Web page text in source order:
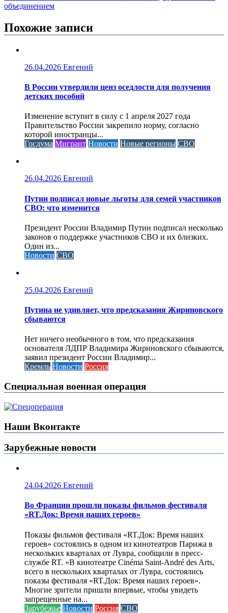
объединением
Похожие записи
26.04.2026 Евгений
В России утвердили ценз оседлости для получения
детских пособий
Изменение вступит в силу с 1 апреля 2027 года
Правительство России закрепило норму, согласно
которой иностранцы...
Госдума Мигрант Новости Новые регионы СВО
26.04.2026 Евгений
Путин подписал новые льготы для семей участников
СВО: что изменится
Президент России Владимир Путин подписал несколько
законов о поддержке участников СВО и их близких.
Один из...
Новости СВО
25.04.2026 Евгений
Путина не удивляет, что предсказания Жириновского
сбываются
Нет ничего необычного в том, что предсказания
основателя ЛДПР Владимира Жириновского сбываются,
заявил президент России Владимир...
Кремль Новости Россия
Специальная военная операция
Наши Вконтакте
Зарубежные новости
24.04.2026 Евгений
Во Франции прошли показы фильмов фестиваля
«RT.Док: Время наших героев»
Показы фильмов фестиваля «RT.Док: Время наших
героев» состоялись в одном из кинотеатров Парижа в
нескольких кварталах от Лувра, сообщили в пресс-
службе RT. «В кинотеатре Cinéma Saint-André des Arts,
всего в нескольких кварталах от Лувра, состоялись
показы фестиваля «RT.Док: Время наших героев».
Многие зрители пришли впервые, чтобы увидеть
запрещенные на...
Зарубежье Новости Россия СВО